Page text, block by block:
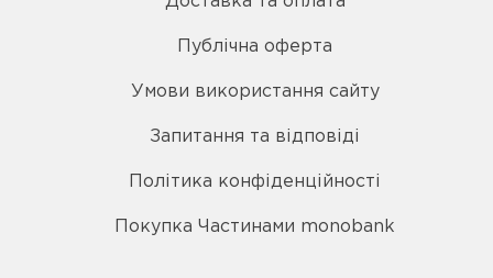
Публічна оферта
Умови використання сайту
Запитання та відповіді
Політика конфіденційності
Покупка Частинами monobank